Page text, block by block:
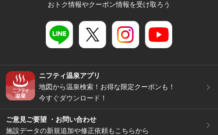
おトク情報やクーポン情報を受け取ろう
ニフティ温泉アプリ
地図から温泉検索！お得な限定クーポンも！
今すぐダウンロード！
ご意見ご要望 ・お問い合わせ
施設データの新規追加や修正依頼もこちらから